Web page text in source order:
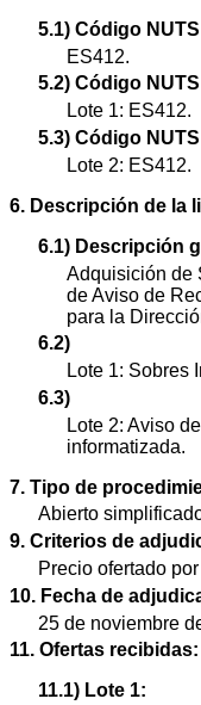
5.1) Código
ES412.
5.2) Código NUTS
Lote 1: ES412.
5.3) Código NUTS
Lote 2: ES412.
6. Descripción de la
6.1) Descripción
Adquisición de
de Aviso de
para la
6.2)
Lote 1: Sobres
6.3)
Lote 2: Aviso
informatizada.
7. Tipo de
Abierto
9. Criterios de
Precio ofertado
10. Fecha de
25 de noviembre
11. Ofertas recibidas:
11.1) Lote 1: